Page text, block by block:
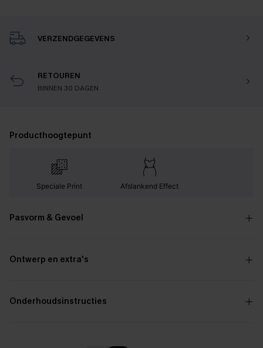
VERZENDGEGEVENS
RETOUREN
BINNEN 30 DAGEN
Producthoogtepunt
Speciale Print Afslankend Effect
Pasvorm & Gevoel
Ontwerp en extra's
Onderhoudsinstructies